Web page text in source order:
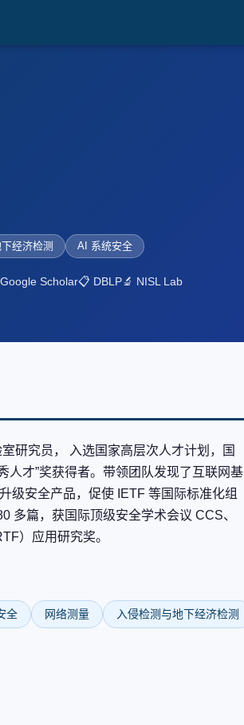
经济检测 AI 系统安全
Scholar📋 DBLP🔬 NISL Lab
研究员， 入选国家高层次人才计划，国
人才”奖获得者。带领团队发现了互联网基
级安全产品，促使 IETF 等国际标准化组
多篇，获国际顶级安全学术会议 CCS、
）应用研究奖。
全 网络测量 入侵检测与地下经济检测